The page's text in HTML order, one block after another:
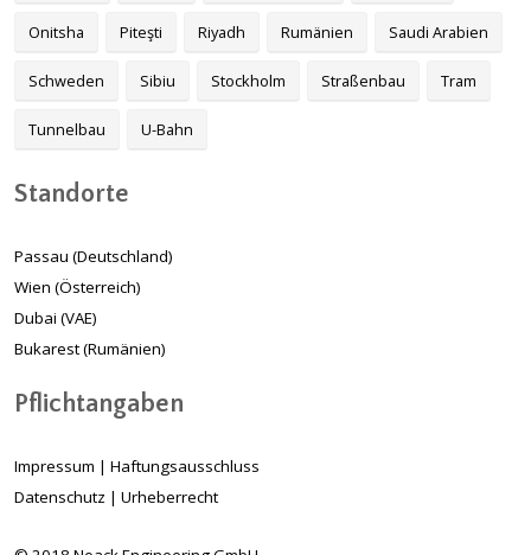
Onitsha Piteşti Riyadh Rumänien Saudi Arabien
Schweden Sibiu Stockholm Straßenbau Tram
Tunnelbau U-Bahn
Standorte
Passau (Deutschland)
Wien (Österreich)
Dubai (VAE)
Bukarest (Rumänien)
Pflichtangaben
Impressum | Haftungsausschluss
Datenschutz | Urheberrecht